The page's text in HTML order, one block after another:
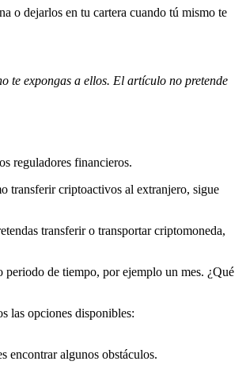
o dejarlos en tu cartera cuando tú mismo te
te expongas a ellos. El artículo no pretende
reguladores financieros.
transferir criptoactivos al extranjero, sigue
transferir o transportar criptomoneda,
de tiempo, por ejemplo un mes. ¿Qué
las opciones disponibles:
encontrar algunos obstáculos.